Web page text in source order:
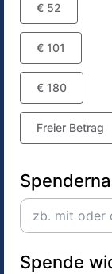
€ 52
€ 101
€ 180
Freier Betrag
Spende